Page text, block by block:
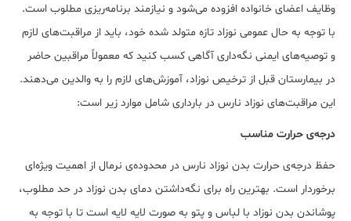
وظایف اعضای خانواده افزوده می‌شود و نیازمند برنامه‌ریزی مطلوب است.
با توجه به حال عمومی نوزاد تازه متولد شده خود، باید از مراقبت‌های لازم
و توصیه‌های ایمنی نگه‌داری آگاهی کسب کنید که معمولاً مراقبین حاضر
در بیمارستان قبل از ترخیص نوزاد، آموزش‌های لازم را به والدین می‌دهند.
این مراقبت‌های نوزاد نارس در بارداری شامل موارد زیر است:
درجه‌ی حرارت مناسب
حفظ درجه‌ی حرارت بدن نوزاد نارس در محدوده‌ی نرمال از اهمیت ویژه‌ای
برخوردار است. بهترین راه برای نگه‌داشتن دمای بدن نوزاد در حد مطلوب،
پوشاندن بدن نوزاد با لباس و پتو به صورت لایه لایه است تا با توجه به